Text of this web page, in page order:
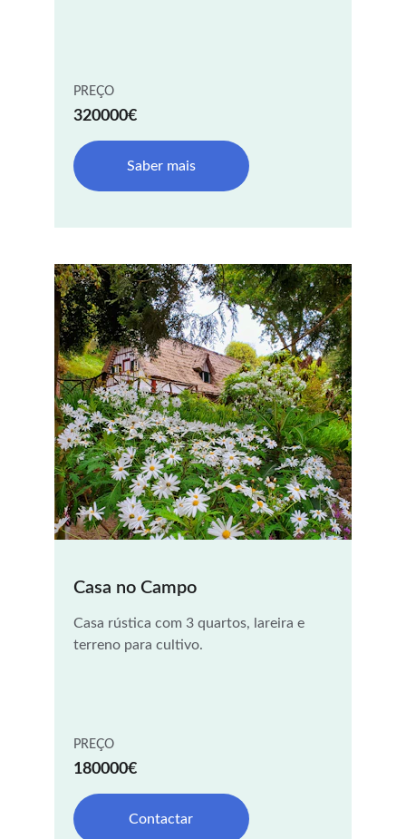
PREÇO
320000€
Saber mais
Casa no Campo
Casa rústica com 3 quartos, lareira e
terreno para cultivo.
PREÇO
180000€
Contactar